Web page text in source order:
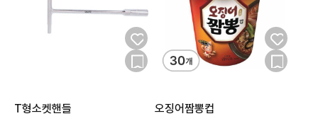
T형소켓핸들
오징어짬뽕컵